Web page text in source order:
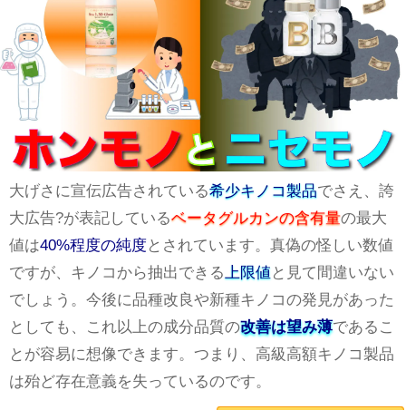
大げさに宣伝広告されている希少キノコ製品でさえ、誇
大広告?が表記しているベータグルカンの含有量の最大
値は40%程度の純度とされています。真偽の怪しい数値
ですが、キノコから抽出できる 上限値 と見て間違いない
でしょう。今後に品種改良や新種キノコの発見があった
としても、これ以上の成分品質の改善は望み薄であるこ
とが容易に想像できます。つまり、高級高額キノコ製品
は殆ど存在意義を失っているのです。